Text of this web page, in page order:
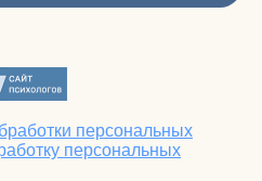
персональных
персональных